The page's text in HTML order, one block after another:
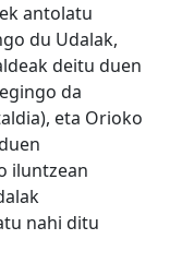
antolatu
du Udalak,
deitu duen
da
eta Orioko
iluntzean
nahi ditu